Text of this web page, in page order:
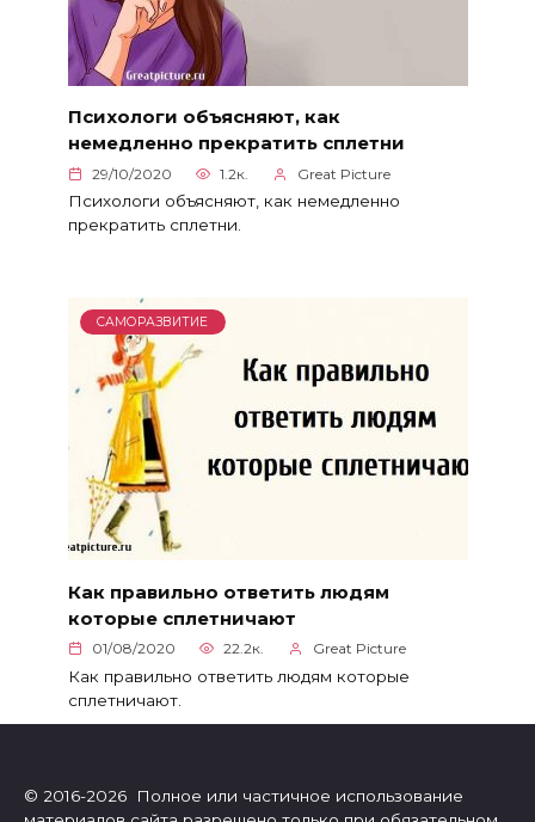
Психологи объясняют, как
немедленно прекратить сплетни
29/10/2020 1.2к. Great Picture
Психологи объясняют, как немедленно
прекратить сплетни.
САМОРАЗВИТИЕ
Как правильно ответить людям
которые сплетничают
01/08/2020 22.2к. Great Picture
Как правильно ответить людям которые
сплетничают.
© 2016-2026 Полное или частичное использование